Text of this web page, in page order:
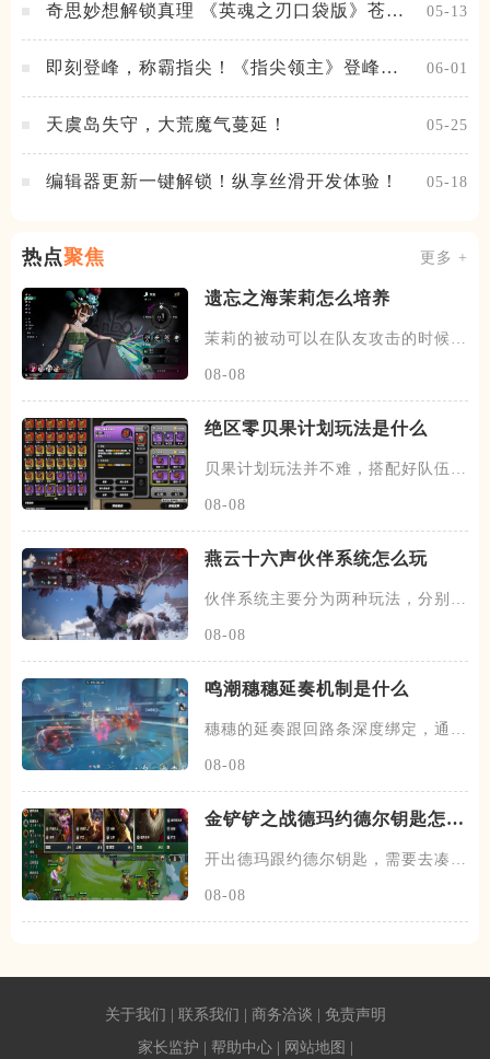
奇思妙想解锁真理 《英魂之刃口袋版》苍天
05-13
即刻登峰，称霸指尖！《指尖领主》登峰测
06-01
天虞岛失守，大荒魔气蔓延！ 05-25
编辑器更新一键解锁！纵享丝滑开发体验！ 05-18
热点聚焦 更多 +
遗忘之海茉莉怎么培养
茉莉的被动可以在队友攻击的时候，
08-08
绝区零贝果计划玩法是什么
贝果计划玩法并不难，搭配好队伍和
08-08
燕云十六声伙伴系统怎么玩
伙伴系统主要分为两种玩法，分别是
08-08
鸣潮穗穗延奏机制是什么
穗穗的延奏跟回路条深度绑定，通过
08-08
金铲铲之战德玛约德尔钥匙怎么
开出德玛跟约德尔钥匙，需要去凑约
08-08
关于我们 联系我们 商务洽谈
免责声明
家长监护
帮助中心 网站地图